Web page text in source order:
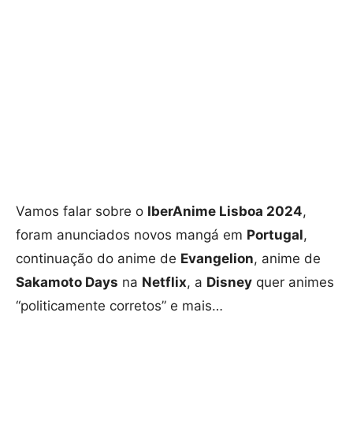
Vamos falar sobre o IberAnime Lisboa 2024,
foram anunciados novos mangá em Portugal,
continuação do anime de Evangelion, anime de
Sakamoto Days na Netflix, a Disney quer animes
“politicamente corretos” e mais…